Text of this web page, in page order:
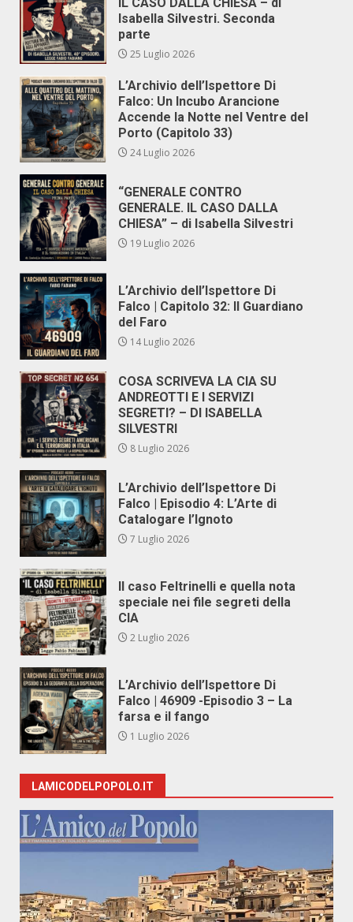
Isabella Silvestri. Seconda
parte
25 Luglio 2026
L’Archivio dell’Ispettore Di
Falco: Un Incubo Arancione
Accende la Notte nel Ventre del
Porto (Capitolo 33)
24 Luglio 2026
“GENERALE CONTRO
GENERALE. IL CASO DALLA
CHIESA” – di Isabella Silvestri
19 Luglio 2026
L’Archivio dell’Ispettore Di
Falco | Capitolo 32: Il Guardiano
del Faro
14 Luglio 2026
COSA SCRIVEVA LA CIA SU
ANDREOTTI E I SERVIZI
SEGRETI? – DI ISABELLA
SILVESTRI
8 Luglio 2026
L’Archivio dell’Ispettore Di
Falco | Episodio 4: L’Arte di
Catalogare l’Ignoto
7 Luglio 2026
Il caso Feltrinelli e quella nota
speciale nei file segreti della
CIA
2 Luglio 2026
L’Archivio dell’Ispettore Di
Falco | 46909 -Episodio 3 – La
farsa e il fango
1 Luglio 2026
LAMICODELPOPOLO.IT